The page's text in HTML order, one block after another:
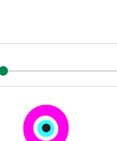
Por: